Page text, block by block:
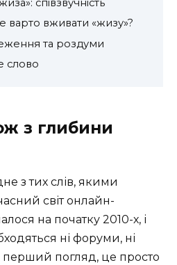
співзвучність
варто вживати «жизу»?
та роздуми
слово
з глибини
з тих слів, якими
світ онлайн-
на початку 2010-х, і
ні форуми, ні
перший погляд, це просто